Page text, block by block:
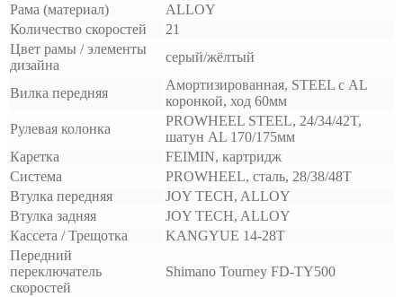
Рама (материал)
ALLOY
Количество скоростей
21
Цвет рамы / элементы
дизайна
серый/жёлтый
Вилка передняя
Амортизированная, STEEL с AL
коронкой, ход 60мм
Рулевая колонка
PROWHEEL STEEL, 24/34/42T,
шатун AL 170/175мм
Каретка
FEIMIN, картридж
Система
PROWHEEL, сталь, 28/38/48T
Втулка передняя
JOY TECH, ALLOY
Втулка задняя
JOY TECH, ALLOY
Кассета / Трещотка
KANGYUE 14-28T
Передний
переключатель
скоростей
Shimano Tourney FD-TY500